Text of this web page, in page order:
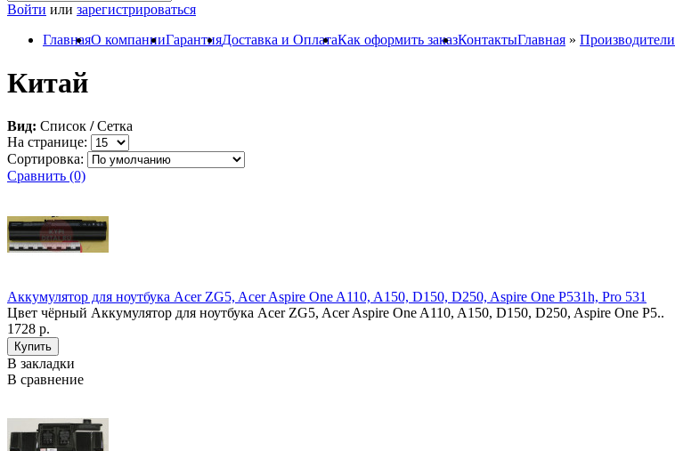
Войти или зарегистрироваться
ГлавнаяО компанииГарантияДоставка и ОплатаКак оформить заказКонтактыГлавная » Производители
Китай
Вид: Список / Сетка
На странице:
Сортировка:
Сравнить (0)
Аккумулятор для ноутбука Acer ZG5, Acer Aspire One A110, A150, D150, D250, Aspire One P531h, Pro 531
Цвет чёрный Аккумулятор для ноутбука Acer ZG5, Acer Aspire One A110, A150, D150, D250, Aspire One P5..
1728 р.
В закладки
В сравнение